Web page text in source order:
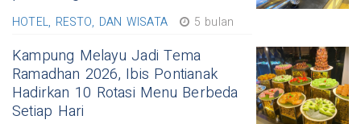
HOTEL, RESTO, DAN WISATA 5 bulan
Kampung Melayu Jadi Tema
Ramadhan 2026, Ibis Pontianak
Hadirkan 10 Rotasi Menu Berbeda
Setiap Hari